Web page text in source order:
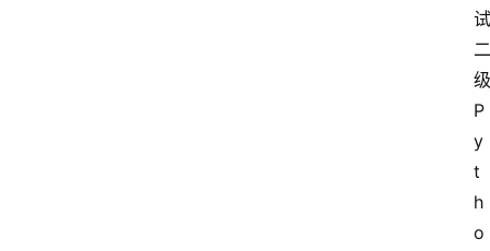
试
二
级
P
y
t
h
o